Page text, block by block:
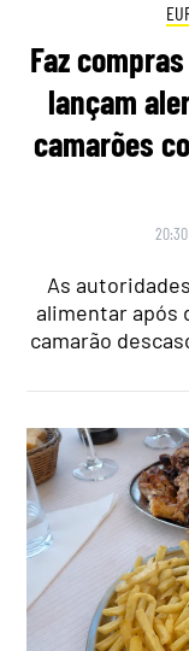
Faz
lançam
camarões
As
alimentar após
camarão